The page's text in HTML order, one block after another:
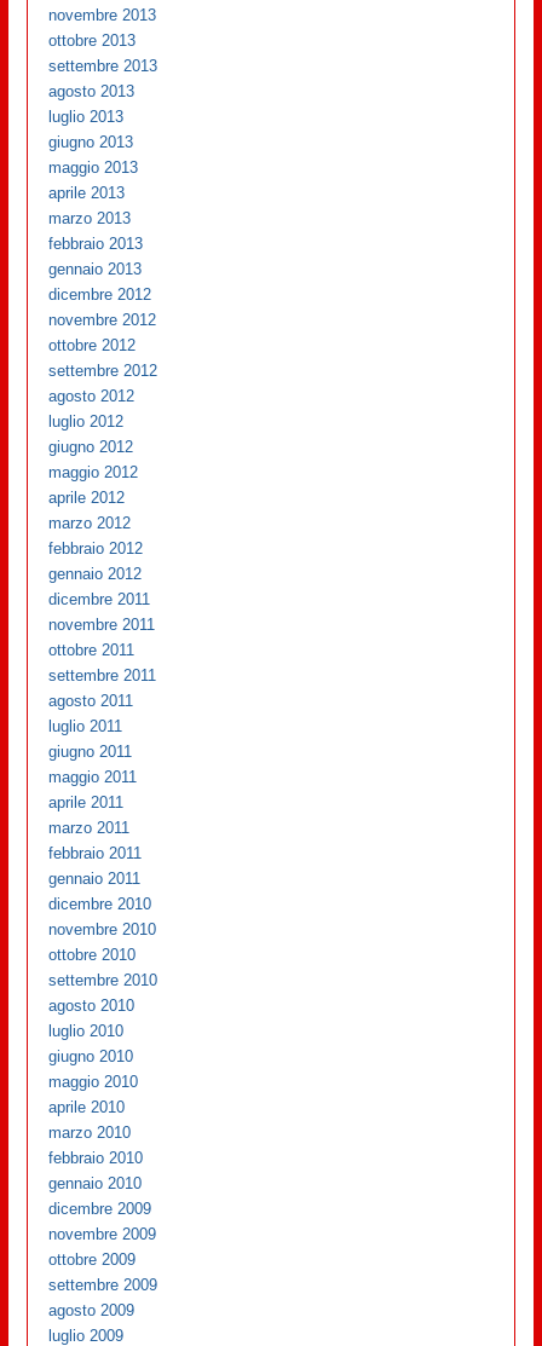
novembre 2013
ottobre 2013
settembre 2013
agosto 2013
luglio 2013
giugno 2013
maggio 2013
aprile 2013
marzo 2013
febbraio 2013
gennaio 2013
dicembre 2012
novembre 2012
ottobre 2012
settembre 2012
agosto 2012
luglio 2012
giugno 2012
maggio 2012
aprile 2012
marzo 2012
febbraio 2012
gennaio 2012
dicembre 2011
novembre 2011
ottobre 2011
settembre 2011
agosto 2011
luglio 2011
giugno 2011
maggio 2011
aprile 2011
marzo 2011
febbraio 2011
gennaio 2011
dicembre 2010
novembre 2010
ottobre 2010
settembre 2010
agosto 2010
luglio 2010
giugno 2010
maggio 2010
aprile 2010
marzo 2010
febbraio 2010
gennaio 2010
dicembre 2009
novembre 2009
ottobre 2009
settembre 2009
agosto 2009
luglio 2009